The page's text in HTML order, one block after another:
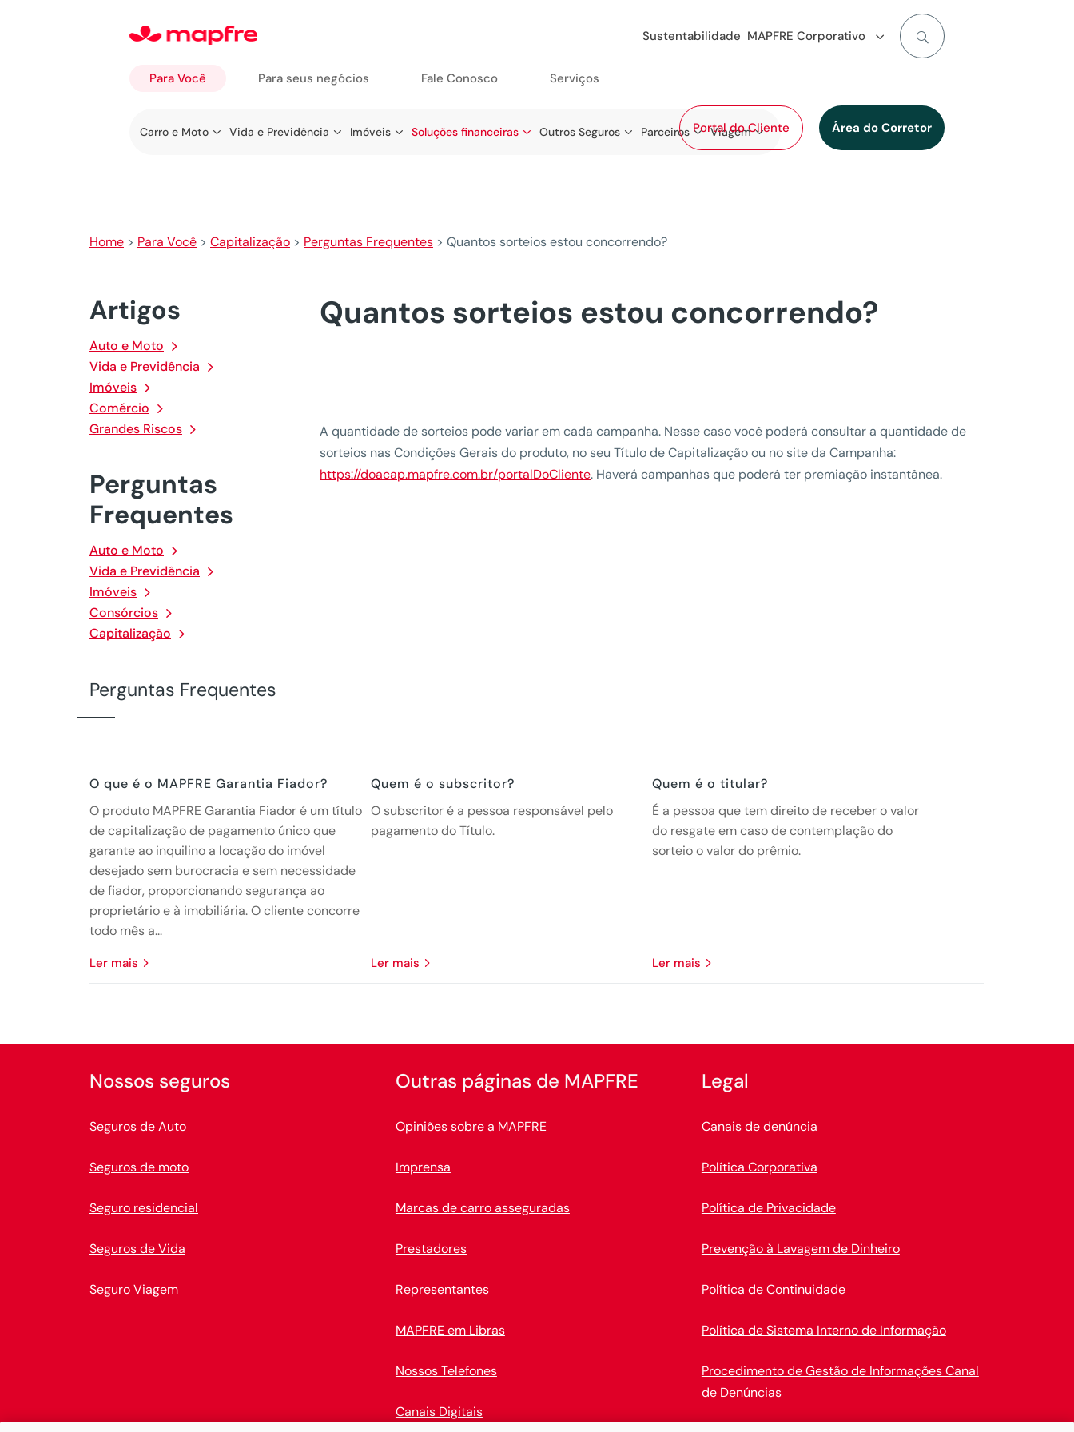
Sustentabilidade MAPFRE Corporativo
Portal do Cliente Área do Corretor
Para Você
Ir a
Carro e Moto Vida e Previdência Imóveis Soluções financeiras Outros Seguros Parceiros Viagem
Para seus negócios Fale Conosco Serviços
Home > Para Você > Capitalização > Perguntas Frequentes > Quantos sorteios estou concorrendo?
Artigos
Auto e Moto
Vida e Previdência
Imóveis
Comércio
Grandes Riscos
Perguntas
Frequentes
Auto e Moto
Vida e Previdência
Imóveis
Consórcios
Capitalização
Quantos sorteios estou concorrendo?
A quantidade de sorteios pode variar em cada campanha. Nesse caso você poderá consultar a quantidade de
sorteios nas Condições Gerais do produto, no seu Título de Capitalização ou no site da Campanha:
https://doacap.mapfre.com.br/portalDoCliente. Haverá campanhas que poderá ter premiação instantânea.
Perguntas Frequentes
O que é o MAPFRE Garantia Fiador?
O produto MAPFRE Garantia Fiador é um título
de capitalização de pagamento único que
garante ao inquilino a locação do imóvel
desejado sem burocracia e sem necessidade
de fiador, proporcionando segurança ao
proprietário e à imobiliária. O cliente concorre
todo mês a...
ler mais
Quem é o subscritor?
O subscritor é a pessoa responsável pelo
pagamento do Título.
ler mais
Quem é o titular?
É a pessoa que tem direito de receber o valor
do resgate em caso de contemplação do
sorteio o valor do prêmio.
ler mais
Nossos seguros
Seguros de Auto
Seguros de moto
Seguro residencial
Seguros de Vida
Seguro Viagem
Outras páginas de MAPFRE
Opiniões sobre a MAPFRE
Imprensa
Marcas de carro asseguradas
Prestadores
Representantes
MAPFRE em Libras
Nossos Telefones
Canais Digitais
Legal
Canais de denúncia
Política Corporativa
Política de Privacidade
Prevenção à Lavagem de Dinheiro
Política de Continuidade
Política de Sistema Interno de Informação
Procedimento de Gestão de Informações Canal
de Denúncias